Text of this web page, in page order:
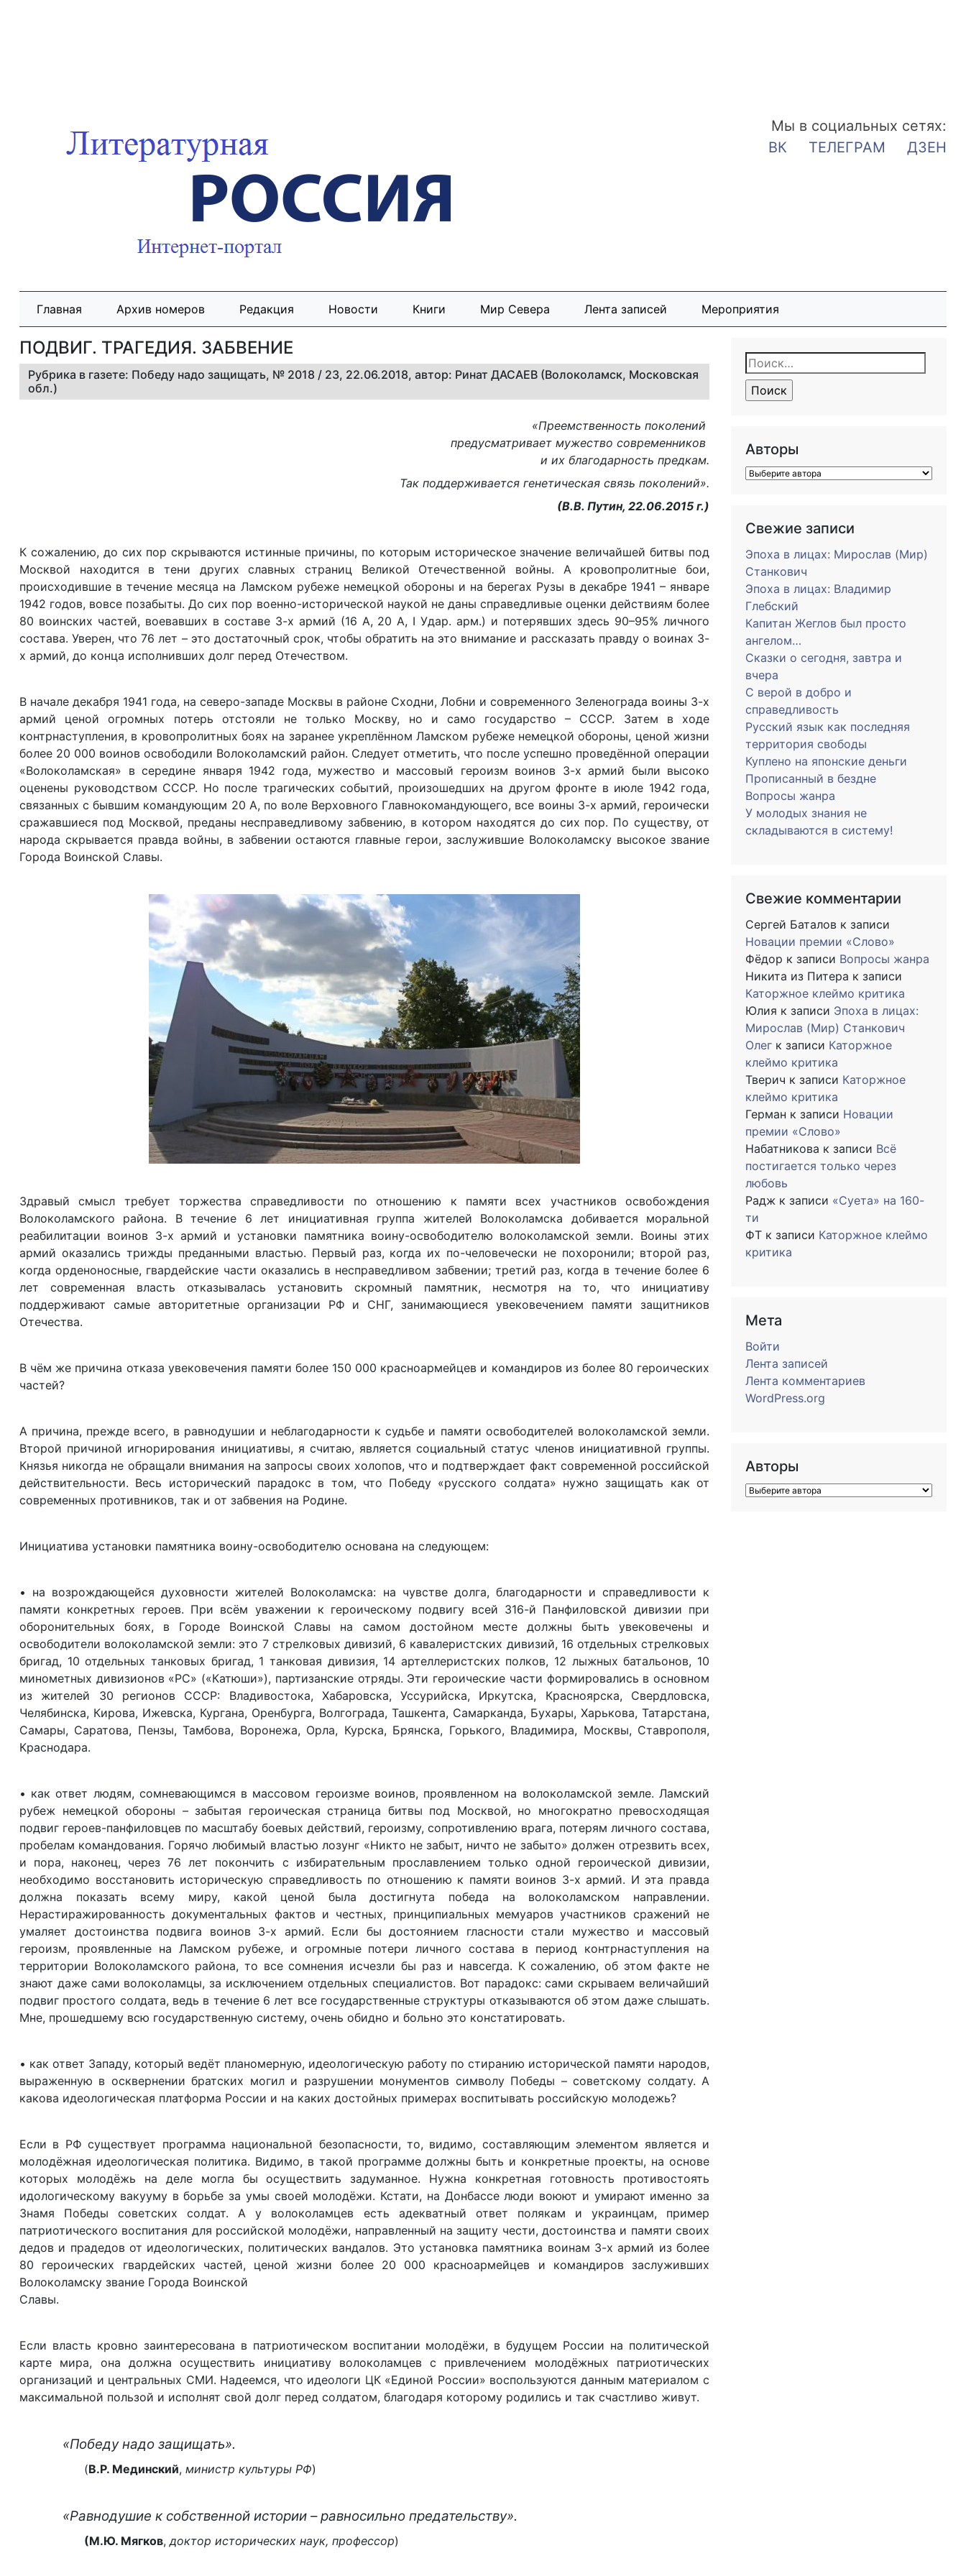
Мы в социальных сетях:
ВК
ТЕЛЕГРАМ ДЗЕН
Главная Архив номеров Редакция Новости Книги Мир Севера Лента записей Мероприятия
ПОДВИГ. ТРАГЕДИЯ. ЗАБВЕНИЕ
Рубрика в газете: Победу надо защищать, № 2018 / 23, 22.06.2018, автор: Ринат ДАСАЕВ (Волоколамск, Московская
обл.)
«Преемственность поколений
предусматривает мужество современников
и их благодарность предкам.
Так поддерживается генетическая связь поколений».
(В.В. Путин, 22.06.2015 г.)
К сожалению, до сих пор скрываются истинные причины, по которым историческое значение величайшей битвы под
Москвой находится в тени других славных страниц Великой Отечественной войны. А кровопролитные бои,
происходившие в течение месяца на Ламском рубеже немецкой обороны и на берегах Рузы в декабре 1941 – январе
1942 годов, вовсе позабыты. До сих пор военно-исторической наукой не даны справедливые оценки действиям более
80 воинских частей, воевавших в составе 3-х армий (16 А, 20 А, I Удар. арм.) и потерявших здесь 90–95% личного
состава. Уверен, что 76 лет – это достаточный срок, чтобы обратить на это внимание и рассказать правду о воинах 3-
х армий, до конца исполнивших долг перед Отечеством.
В начале декабря 1941 года, на северо-западе Москвы в районе Сходни, Лобни и современного Зеленограда воины 3-х
армий ценой огромных потерь отстояли не только Москву, но и само государство – СССР. Затем в ходе
контрнаступления, в кровопролитных боях на заранее укреплённом Ламском рубеже немецкой обороны, ценой жизни
более 20 000 воинов освободили Волоколамский район. Следует отметить, что после успешно проведённой операции
«Волоколамская» в середине января 1942 года, мужество и массовый героизм воинов 3-х армий были высоко
оценены руководством СССР. Но после трагических событий, произошедших на другом фронте в июле 1942 года,
связанных с бывшим командующим 20 А, по воле Верховного Главнокомандующего, все воины 3-х армий, героически
сражавшиеся под Москвой, преданы несправедливому забвению, в котором находятся до сих пор. По существу, от
народа скрывается правда войны, в забвении остаются главные герои, заслужившие Волоколамску высокое звание
Города Воинской Славы.
Здравый смысл требует торжества справедливости по отношению к памяти всех участников освобождения
Волоколамского района. В течение 6 лет инициативная группа жителей Волоколамска добивается моральной
реабилитации воинов 3-х армий и установки памятника воину-освободителю волоколамской земли. Воины этих
армий оказались трижды преданными властью. Первый раз, когда их по-человечески не похоронили; второй раз,
когда орденоносные, гвардейские части оказались в несправедливом забвении; третий раз, когда в течение более 6
лет современная власть отказывалась установить скромный памятник, несмотря на то, что инициативу
поддерживают самые авторитетные организации РФ и СНГ, занимающиеся увековечением памяти защитников
Отечества.
В чём же причина отказа увековечения памяти более 150 000 красноармейцев и командиров из более 80 героических
частей?
А причина, прежде всего, в равнодушии и неблагодарности к судьбе и памяти освободителей волоколамской земли.
Второй причиной игнорирования инициативы, я считаю, является социальный статус членов инициативной группы.
Князья никогда не обращали внимания на запросы своих холопов, что и подтверждает факт современной российской
действительности. Весь исторический парадокс в том, что Победу «русского солдата» нужно защищать как от
современных противников, так и от забвения на Родине.
Инициатива установки памятника воину-освободителю основана на следующем:
• на возрождающейся духовности жителей Волоколамска: на чувстве долга, благодарности и справедливости к
памяти конкретных героев. При всём уважении к героическому подвигу всей 316-й Панфиловской дивизии при
оборонительных боях, в Городе Воинской Славы на самом достойном месте должны быть увековечены и
освободители волоколамской земли: это 7 стрелковых дивизий, 6 кавалеристских дивизий, 16 отдельных стрелковых
бригад, 10 отдельных танковых бригад, 1 танковая дивизия, 14 артеллеристских полков, 12 лыжных батальонов, 10
минометных дивизионов «РС» («Катюши»), партизанские отряды. Эти героические части формировались в основном
из жителей 30 регионов СССР: Владивостока, Хабаровска, Уссурийска, Иркутска, Красноярска, Свердловска,
Челябинска, Кирова, Ижевска, Кургана, Оренбурга, Волгограда, Ташкента, Самарканда, Бухары, Харькова, Татарстана,
Самары, Саратова, Пензы, Тамбова, Воронежа, Орла, Курска, Брянска, Горького, Владимира, Москвы, Ставрополя,
Краснодара.
• как ответ людям, сомневающимся в массовом героизме воинов, проявленном на волоколамской земле. Ламский
рубеж немецкой обороны – забытая героическая страница битвы под Москвой, но многократно превосходящая
подвиг героев-панфиловцев по масштабу боевых действий, героизму, сопротивлению врага, потерям личного состава,
пробелам командования. Горячо любимый властью лозунг «Никто не забыт, ничто не забыто» должен отрезвить всех,
и пора, наконец, через 76 лет покончить с избирательным прославлением только одной героической дивизии,
необходимо восстановить историческую справедливость по отношению к памяти воинов 3-х армий. И эта правда
должна показать всему миру, какой ценой была достигнута победа на волоколамском направлении.
Нерастиражированность документальных фактов и честных, принципиальных мемуаров участников сражений не
умаляет достоинства подвига воинов 3-х армий. Если бы достоянием гласности стали мужество и массовый
героизм, проявленные на Ламском рубеже, и огромные потери личного состава в период контрнаступления на
территории Волоколамского района, то все сомнения исчезли бы раз и навсегда. К сожалению, об этом факте не
знают даже сами волоколамцы, за исключением отдельных специалистов. Вот парадокс: сами скрываем величайший
подвиг простого солдата, ведь в течение 6 лет все государственные структуры отказываются об этом даже слышать.
Мне, прошедшему всю государственную систему, очень обидно и больно это констатировать.
• как ответ Западу, который ведёт планомерную, идеологическую работу по стиранию исторической памяти народов,
выраженную в осквернении братских могил и разрушении монументов символу Победы – советскому солдату. А
какова идеологическая платформа России и на каких достойных примерах воспитывать российскую молодежь?
Если в РФ существует программа национальной безопасности, то, видимо, составляющим элементом является и
молодёжная идеологическая политика. Видимо, в такой программе должны быть и конкретные проекты, на основе
которых молодёжь на деле могла бы осуществить задуманное. Нужна конкретная готовность противостоять
идологическому вакууму в борьбе за умы своей молодёжи. Кстати, на Донбассе люди воюют и умирают именно за
Знамя Победы советских солдат. А у волоколамцев есть адекватный ответ полякам и украинцам, пример
патриотического воспитания для российской молодёжи, направленный на защиту чести, достоинства и памяти своих
дедов и прадедов от идеологических, политических вандалов. Это установка памятника воинам 3-х армий из более
80 героических гвардейских частей, ценой жизни более 20 000 красноармейцев и командиров заслуживших
Волоколамску звание Города Воинской
Славы.
Если власть кровно заинтересована в патриотическом воспитании молодёжи, в будущем России на политической
карте мира, она должна осуществить инициативу волоколамцев с привлечением молодёжных патриотических
организаций и центральных СМИ. Надеемся, что идеологи ЦК «Единой России» воспользуются данным материалом с
максимальной пользой и исполнят свой долг перед солдатом, благодаря которому родились и так счастливо живут.
«Победу надо защищать».
(В.Р. Мединский, министр культуры РФ)
«Равнодушие к собственной истории – равносильно предательству».
(М.Ю. Мягков,доктор исторических наук, профессор)
Найти:
Авторы
Свежие записи
Эпоха в лицах: Мирослав (Мир)
Станкович
Эпоха в лицах: Владимир
Глебский
Капитан Жеглов был просто
ангелом…
Сказки о сегодня, завтра и
вчера
С верой в добро и
справедливость
Русский язык как последняя
территория свободы
Куплено на японские деньги
Прописанный в бездне
Вопросы жанра
У молодых знания не
складываются в систему!
Свежие комментарии
Сергей Баталов к записи
Новации премии «Слово»
Фёдор к записи Вопросы жанра
Никита из Питера к записи
Каторжное клеймо критика
Юлия к записи Эпоха в лицах:
Мирослав (Мир) Станкович
Олег к записи Каторжное
клеймо критика
Тверич к записи Каторжное
клеймо критика
Герман к записи Новации
премии «Слово»
Набатникова к записи Всё
постигается только через
любовь
Радж к записи «Суета» на 160-
ти
ФТ к записи Каторжное клеймо
критика
Мета
Войти
Лента записей
Лента комментариев
WordPress.org
Авторы